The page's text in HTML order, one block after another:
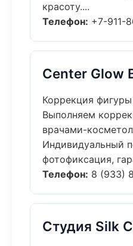
красоту....
Телефон: +7-911-
Center Glow
Коррекция
Выполняем
врачами-
Индивидуальный
фотофиксация,
Телефон: 8 (933)
Студия Silk